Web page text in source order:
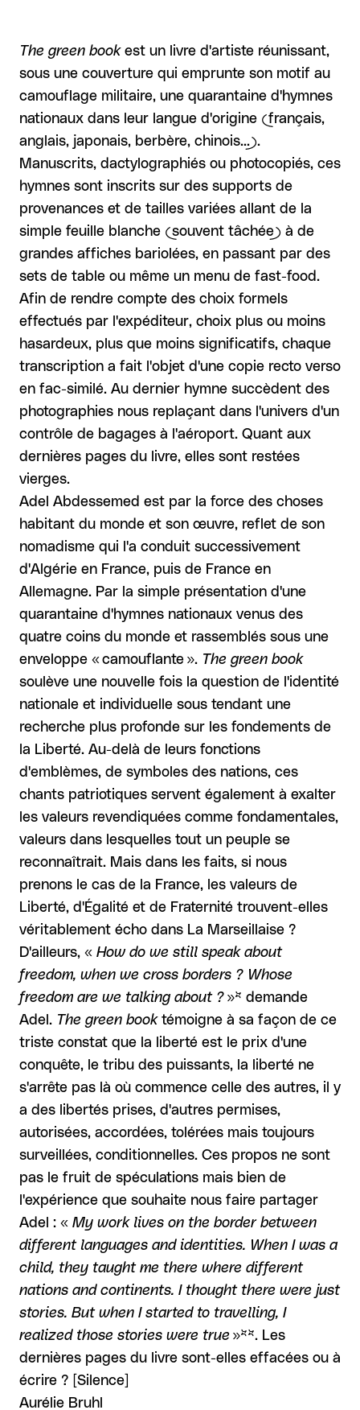
The green bookest un livre d'artiste réunissant,
sous une couverture qui emprunte son motif au
camouflage militaire, une quarantaine d'hymnes
nationaux dans leur langue d'origine (français,
anglais, japonais, berbère, chinois...).
Manuscrits, dactylographiés ou photocopiés, ces
hymnes sont inscrits sur des supports de
provenances et de tailles variées allant de la
simple feuille blanche (souvent tâchée) à de
grandes affiches bariolées, en passant par des
sets de table ou même un menu de fast-food.
Afin de rendre compte des choix formels
effectués par l'expéditeur, choix plus ou moins
hasardeux, plus que moins significatifs, chaque
transcription a fait l'objet d'une copie recto verso
en fac-similé. Au dernier hymne succèdent des
photographies nous replaçant dans l'univers d'un
contrôle de bagages à l'aéroport. Quant aux
dernières pages du livre, elles sont restées
vierges.
Adel Abdessemed est par la force des choses
habitant du monde et son œuvre, reflet de son
nomadisme qui l'a conduit successivement
d'Algérie en France, puis de France en
Allemagne. Par la simple présentation d'une
quarantaine d'hymnes nationaux venus des
quatre coins du monde et rassemblés sous une
enveloppe « camouflante ». The green book
soulève une nouvelle fois la question de l'identité
nationale et individuelle sous tendant une
recherche plus profonde sur les fondements de
la Liberté. Au-delà de leurs fonctions
d'emblèmes, de symboles des nations, ces
chants patriotiques servent également à exalter
les valeurs revendiquées comme fondamentales,
valeurs dans lesquelles tout un peuple se
reconnaîtrait. Mais dans les faits, si nous
prenons le cas de la France, les valeurs de
Liberté, d'Égalité et de Fraternité trouvent-elles
véritablement écho dans La Marseillaise ?
D'ailleurs, « How do we still speak about
freedom, when we cross borders ? Whose
freedom are we talking about ? »* demande
Adel. The green book témoigne à sa façon de ce
triste constat que la liberté est le prix d'une
conquête, le tribu des puissants, la liberté ne
s'arrête pas là où commence celle des autres, il y
a des libertés prises, d'autres permises,
autorisées, accordées, tolérées mais toujours
surveillées, conditionnelles. Ces propos ne sont
pas le fruit de spéculations mais bien de
l'expérience que souhaite nous faire partager
Adel : « My work lives on the border between
different languages and identities. When I was a
child, they taught me there where different
nations and continents. I thought there were just
stories. But when I started to travelling, I
realized those stories were true »**. Les
dernières pages du livre sont-elles effacées ou à
écrire ? [Silence]
Aurélie Bruhl